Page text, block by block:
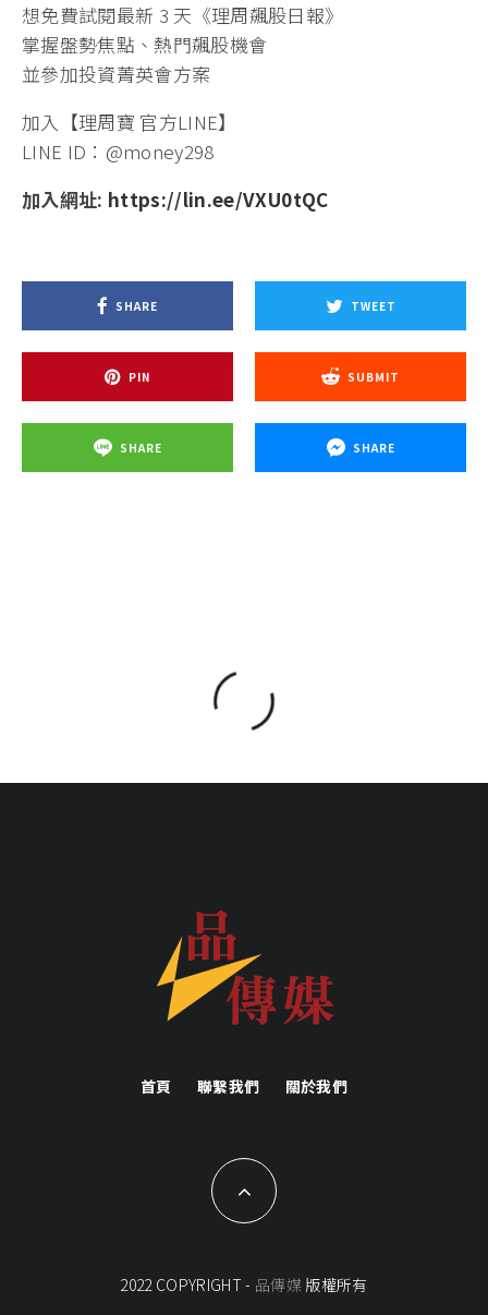
想免費試閱最新 3 天《理周飆股日報》
掌握盤勢焦點、熱門飆股機會
並參加投資菁英會方案
加入【理周寶 官方LINE】
LINE ID：@money298
加入網址: https://lin.ee/VXU0tQC
SHARE TWEET
PIN SUBMIT
SHARE SHARE
首頁 聯繫我們 關於我們
2022 COPYRIGHT - 品傳媒 版權所有